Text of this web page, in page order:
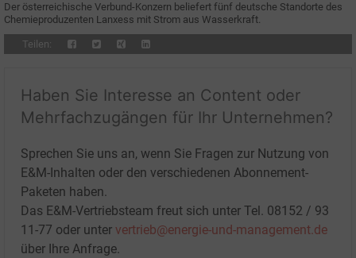
Der österreichische Verbund-Konzern beliefert fünf deutsche Standorte des
Chemieproduzenten Lanxess mit Strom aus Wasserkraft.
Teilen:
Haben Sie Interesse an Content oder
Mehrfachzugängen für Ihr Unternehmen?
Sprechen Sie uns an, wenn Sie Fragen zur Nutzung von
E&M-Inhalten oder den verschiedenen Abonnement-
Paketen haben.
Das E&M-Vertriebsteam freut sich unter Tel. 08152 / 93
11-77 oder unter vertrieb@energie-und-management.de
über Ihre Anfrage.